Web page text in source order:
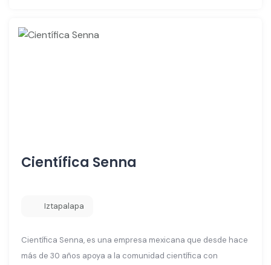
Científica Senna
Iztapalapa
Científica Senna, es una empresa mexicana que desde hace
más de 30 años apoya a la comunidad científica con